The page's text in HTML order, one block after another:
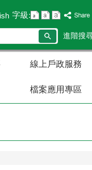
字級:
搜
尋
進階搜
線上戶政服務
檔案應用專區